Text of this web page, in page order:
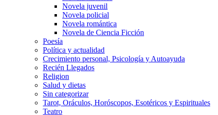
Novela juvenil
Novela policial
Novela romántica
Novela de Ciencia Ficción
Poesía
Política y actualidad
Crecimiento personal, Psicología y Autoayuda
Recién Llegados
Religion
Salud y dietas
Sin categorizar
Tarot, Oráculos, Horóscopos, Esotéricos y Espirituales
Teatro